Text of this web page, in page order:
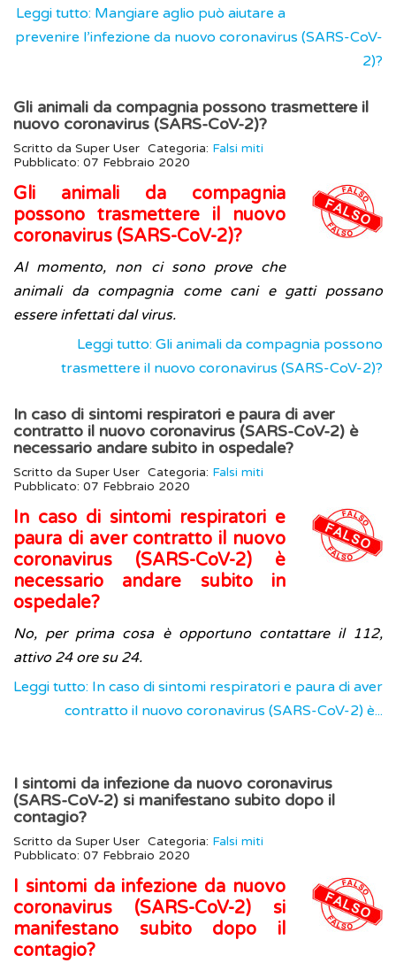
Leggi tutto: Mangiare aglio può aiutare a
prevenire l’infezione da nuovo coronavirus (SARS-CoV-
2)?
Gli animali da compagnia possono trasmettere il
nuovo coronavirus (SARS-CoV-2)?
Scritto da Super User Categoria: Falsi miti
Pubblicato: 07 Febbraio 2020
Gli animali da compagnia
possono trasmettere il nuovo
coronavirus (SARS-CoV-2)?
Al momento, non ci sono prove che
animali da compagnia come cani e gatti possano
essere infettati dal virus.
Leggi tutto: Gli animali da compagnia possono
trasmettere il nuovo coronavirus (SARS-CoV-2)?
In caso di sintomi respiratori e paura di aver
contratto il nuovo coronavirus (SARS-CoV-2) è
necessario andare subito in ospedale?
Scritto da Super User Categoria: Falsi miti
Pubblicato: 07 Febbraio 2020
In caso di sintomi respiratori e
paura di aver contratto il nuovo
coronavirus (SARS-CoV-2) è
necessario andare subito in
ospedale?
No, per prima cosa è opportuno contattare il 112,
attivo 24 ore su 24.
Leggi tutto: In caso di sintomi respiratori e paura di aver
contratto il nuovo coronavirus (SARS-CoV-2) è...
I sintomi da infezione da nuovo coronavirus
(SARS-CoV-2) si manifestano subito dopo il
contagio?
Scritto da Super User Categoria: Falsi miti
Pubblicato: 07 Febbraio 2020
I sintomi da infezione da nuovo
coronavirus (SARS-CoV-2) si
manifestano subito dopo il
contagio?